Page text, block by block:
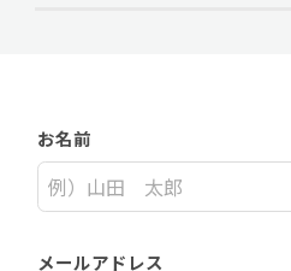
お名前
メールアドレス